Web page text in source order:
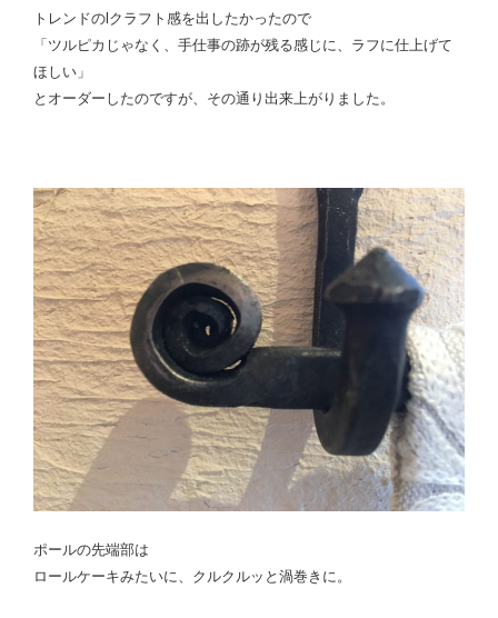
トレンドのlクラフト感を出したかったので
「ツルピカじゃなく、手仕事の跡が残る感じに、ラフに仕上げて
ほしい」
とオーダーしたのですが、その通り出来上がりました。
ポールの先端部は
ロールケーキみたいに、クルクルッと渦巻きに。